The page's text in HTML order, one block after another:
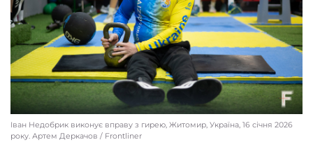
Ветеран Іван Недобрик у будинку ветерана, Житомир, Україна, 16 січня
Іван Недобрик виконує вправу з гирею, Житомир, Україна, 16 січня 2026
року. Артем Деркачов / Frontliner